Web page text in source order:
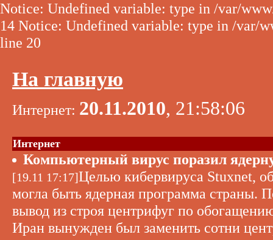
Notice: Undefined variable: type in /var/
14 Notice: Undefined variable: type in /var/
line 20
На главную
Интернет: 20.11.2010, 21:58:06
Интернет
Компьютерный вирус поразил
[19.11 17:17]Целью кибервируса Stuxnet,
могла быть ядерная программа страны.
вывод из строя центрифуг по
Иран вынужден был заменить сотни